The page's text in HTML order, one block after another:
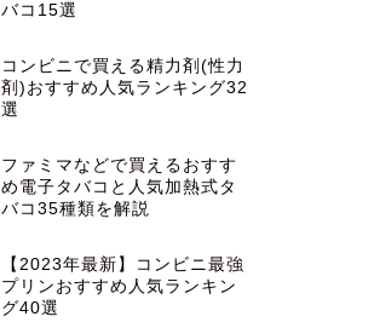
バコ15選
コンビニで買える精力剤(性力
剤)おすすめ人気ランキング32
選
ファミマなどで買えるおすす
め電子タバコと人気加熱式タ
バコ35種類を解説
【2023年最新】コンビニ最強
プリンおすすめ人気ランキン
グ40選